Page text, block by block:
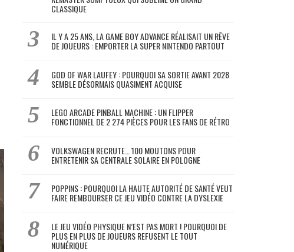
CLASSIQUE
IL Y A 25 ANS, LA GAME BOY ADVANCE RÉALISAIT UN RÊVE
DE JOUEURS : EMPORTER LA SUPER NINTENDO PARTOUT
GOD OF WAR LAUFEY : POURQUOI SA SORTIE AVANT 2028
SEMBLE DÉSORMAIS QUASIMENT ACQUISE
LEGO ARCADE PINBALL MACHINE : UN FLIPPER
FONCTIONNEL DE 2 274 PIÈCES POUR LES FANS DE RÉTRO
VOLKSWAGEN RECRUTE… 100 MOUTONS POUR
ENTRETENIR SA CENTRALE SOLAIRE EN POLOGNE
POPPINS : POURQUOI LA HAUTE AUTORITÉ DE SANTÉ VEUT
FAIRE REMBOURSER CE JEU VIDÉO CONTRE LA DYSLEXIE
LE JEU VIDÉO PHYSIQUE N’EST PAS MORT ! POURQUOI DE
PLUS EN PLUS DE JOUEURS REFUSENT LE TOUT
NUMÉRIQUE